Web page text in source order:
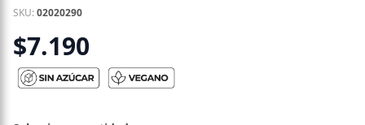
SKU:02020290
$7.190